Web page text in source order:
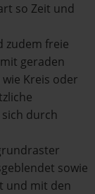
so Zeit und
zudem freie
geraden
Kreis oder
durch
sowie
und mit den